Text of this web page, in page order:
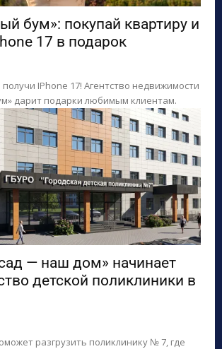
бум»: покупай квартиру и
17 в подарок
IPhone 17! Агентство недвижимости
дарит подарки любимым клиентам.
— наш дом» начинает
детской поликлиники в
разгрузить поликлинику № 7, где